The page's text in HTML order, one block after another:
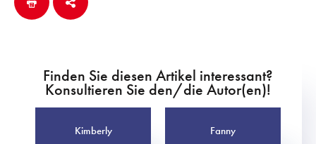
Finden Sie diesen Artikel interessant?
Konsultieren Sie den/die Autor(en)!
Kimberly Fanny